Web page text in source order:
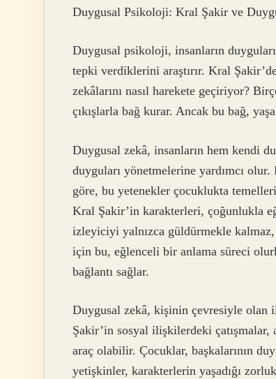
Duygusal Psikoloji: Kral Şakir ve
Duygusal psikoloji, insanların
tepki verdiklerini araştırır. Kral
zekâlarını nasıl harekete geçiriyor?
çıkışlarla bağ kurar. Ancak bu bağ,
Duygusal zekâ, insanların hem kendi
duyguları yönetmelerine yardımcı olur.
göre, bu yetenekler çocuklukta
Kral Şakir’in karakterleri, çoğunlukla
izleyiciyi yalnızca güldürmekle
için bu, eğlenceli bir anlama süreci
bağlantı sağlar.
Duygusal zekâ, kişinin çevresiyle
Şakir’in sosyal ilişkilerdeki
araç olabilir. Çocuklar, başkalarının
yetişkinler, karakterlerin yaşadığı